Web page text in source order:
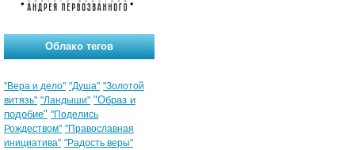
Облако тегов
"Вера и дело" "Душа" "Золотой
витязь" "Ландыши" "Образ и
подобие" "Поделись
Рождеством" "Православная
инициатива" "Радость веры"